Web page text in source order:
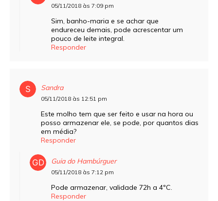
05/11/2018 às 7:09 pm
Sim, banho-maria e se achar que
endureceu demais, pode acrescentar um
pouco de leite integral.
Responder
Sandra
05/11/2018 às 12:51 pm
Este molho tem que ser feito e usar na hora ou
posso armazenar ele, se pode, por quantos dias
em média?
Responder
Guia do Hambúrguer
05/11/2018 às 7:12 pm
Pode armazenar, validade 72h a 4ºC.
Responder